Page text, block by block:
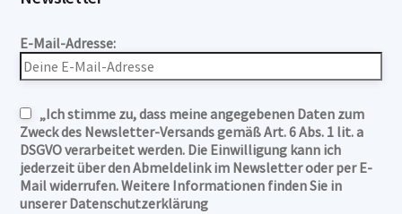
E-Mail-Adresse:
„Ich stimme zu, dass meine angegebenen Daten zum
Zweck des Newsletter-Versands gemäß Art. 6 Abs. 1 lit. a
DSGVO verarbeitet werden. Die Einwilligung kann ich
jederzeit über den Abmeldelink im Newsletter oder per E-
Mail widerrufen. Weitere Informationen finden Sie in
unserer Datenschutzerklärung